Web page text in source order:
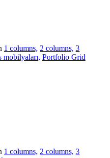
1 columns, 2 columns, 3
mobilyaları, Portfolio Grid
1 columns, 2 columns, 3